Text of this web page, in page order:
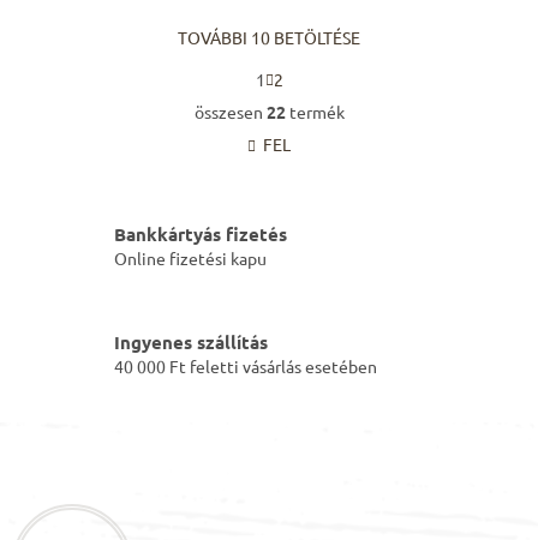
L
i
s
r
t
á
TOVÁBBI 10 BETÖLTÉSE
a
p
z
1 2
összesen 22termék
FEL
Bankkártyás fizetés
Online fizetési kapu
Ingyenes szállítás
40 000 Ft feletti vásárlás esetében